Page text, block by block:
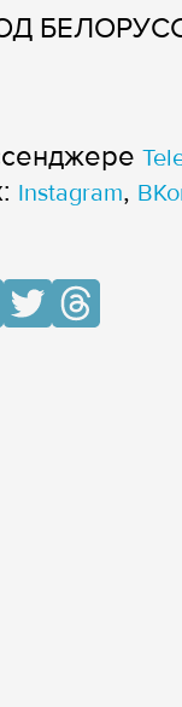
Instagram,